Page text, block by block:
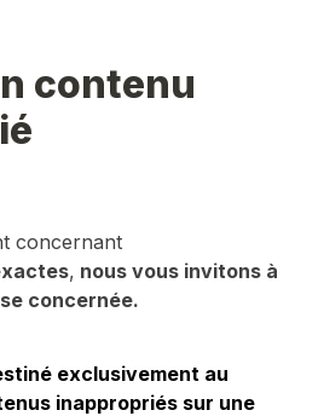
contenu
concernant
, nous vous invitons à
concernée.
exclusivement au
inappropriés sur une